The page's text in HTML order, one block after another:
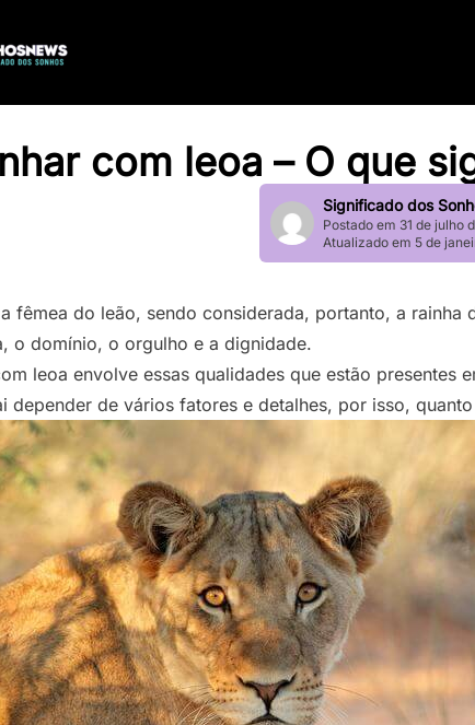
com leoa – O que
Significado dos
Postado em 31 de julho
Atualizado em 5 de
fêmea do leão, sendo considerada, portanto, a rainha
o domínio, o orgulho e a dignidade.
leoa envolve essas qualidades que estão presentes
depender de vários fatores e detalhes, por isso,